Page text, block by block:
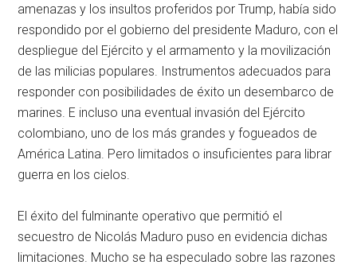
amenazas y los insultos proferidos por Trump, había sido
respondido por el gobierno del presidente Maduro, con el
despliegue del Ejército y el armamento y la movilización
de las milicias populares. Instrumentos adecuados para
responder con posibilidades de éxito un desembarco de
marines. E incluso una eventual invasión del Ejército
colombiano, uno de los más grandes y fogueados de
América Latina. Pero limitados o insuficientes para librar
guerra en los cielos.
El éxito del fulminante operativo que permitió el
secuestro de Nicolás Maduro puso en evidencia dichas
limitaciones. Mucho se ha especulado sobre las razones